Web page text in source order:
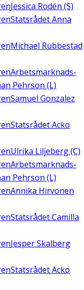
Jessica Rodén (S)
Statsrådet Anna
Michael Rubbestad
Arbetsmarknads-
Pehrson (L)
Samuel Gonzalez
Statsrådet Acko
Ulrika Liljeberg (C)
Arbetsmarknads-
Pehrson (L)
Annika Hirvonen
Statsrådet Camilla
Jesper Skalberg
Statsrådet Acko